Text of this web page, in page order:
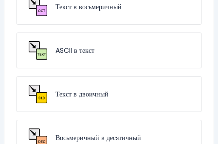
Текст в восьмеричный
ASCII в текст
Текст в двоичный
Восьмеричный в десятичный